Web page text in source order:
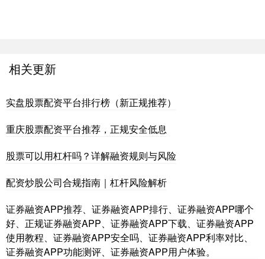
相关更新
实盘股票配资平台排行榜（新正规推荐）
重庆股票配资平台推荐，正规安全低息
股票可以用杠杆吗？详解融资规则与风险
配资炒股公司合规指南｜杠杆风险解析
证券融资APP推荐、证券融资APP排行、证券融资APP哪个
好、正规证券融资APP、证券融资APP下载、证券融资APP
使用教程、证券融资APP安全吗、证券融资APP利率对比、
证券融资APP功能测评、证券融资APP用户体验。